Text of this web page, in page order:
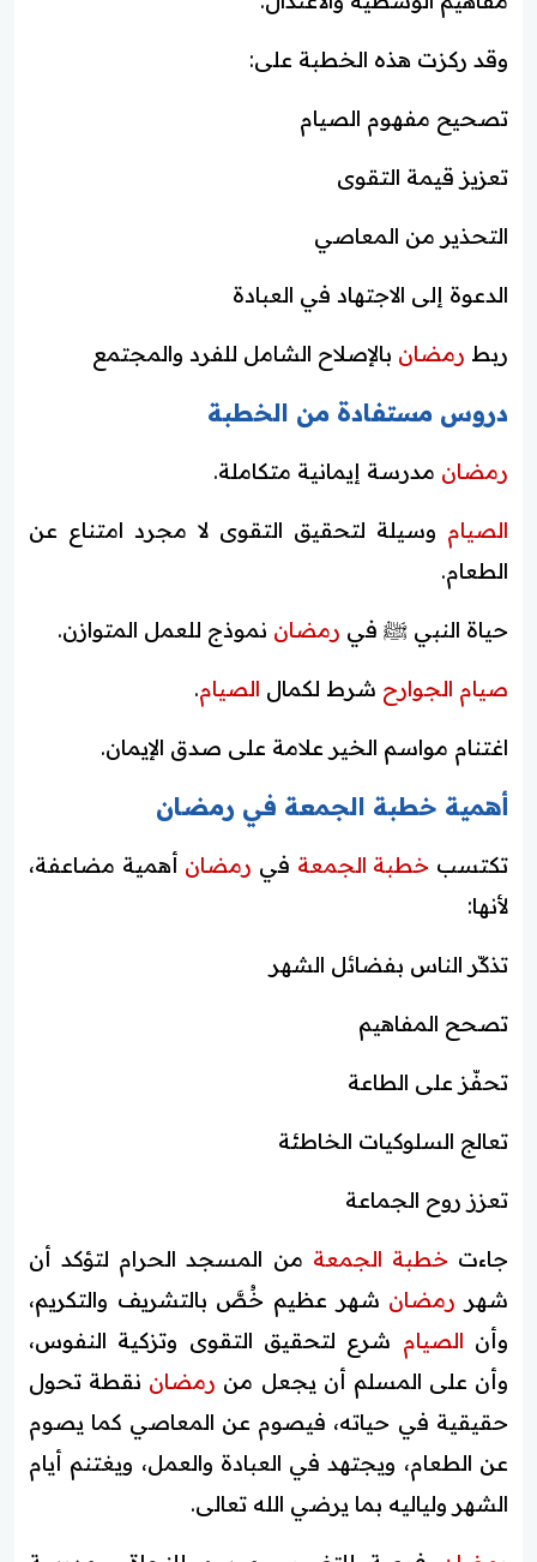
وقد ركزت هذه الخطبة على:
تصحيح مفهوم الصيام
تعزيز قيمة التقوى
التحذير من المعاصي
الدعوة إلى الاجتهاد في العبادة
ربط رمضان بالإصلاح الشامل للفرد والمجتمع
دروس مستفادة من الخطبة
رمضان مدرسة إيمانية متكاملة.
الصيام وسيلة لتحقيق التقوى لا مجرد امتناع عن
الطعام.
حياة النبي ﷺ في رمضان نموذج للعمل المتوازن.
صيام الجوارح شرط لكمال الصيام.
اغتنام مواسم الخير علامة على صدق الإيمان.
أهمية خطبة الجمعة في رمضان
تكتسب خطبة الجمعة في رمضان أهمية مضاعفة،
لأنها:
تذكّر الناس بفضائل الشهر
تصحح المفاهيم
تحفّز على الطاعة
تعالج السلوكيات الخاطئة
تعزز روح الجماعة
جاءت خطبة الجمعة من المسجد الحرام لتؤكد أن
شهر رمضان شهر عظيم خُصَّ بالتشريف والتكريم،
وأن الصيام شرع لتحقيق التقوى وتزكية النفوس،
وأن على المسلم أن يجعل من رمضان نقطة تحول
حقيقية في حياته، فيصوم عن المعاصي كما يصوم
عن الطعام، ويجتهد في العبادة والعمل، ويغتنم أيام
الشهر ولياليه بما يرضي الله تعالى.